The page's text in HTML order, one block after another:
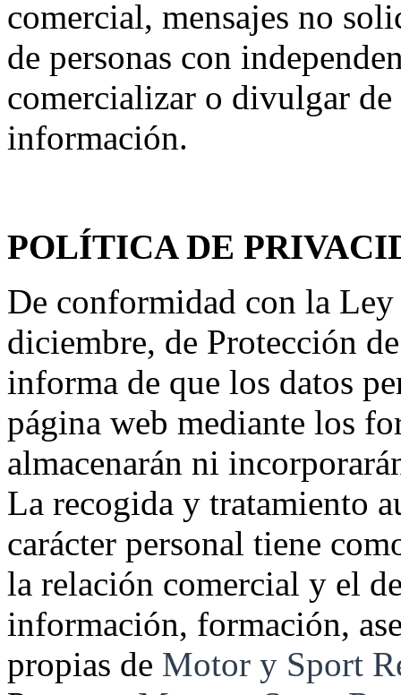
comercial, mensajes no
de personas con
comercializar o divulgar
información.
POLÍTICA DE
De conformidad con la
diciembre, de Protección
informa de que los datos
página web mediante los
almacenarán ni
La recogida y tratamiento
carácter personal tiene
la relación comercial y el
información, formación,
propias de Motor y Sport